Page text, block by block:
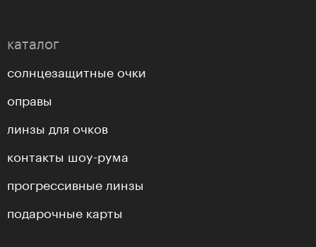
каталог
солнцезащитные очки
оправы
линзы для очков
контакты шоу-рума
прогрессивные линзы
подарочные карты